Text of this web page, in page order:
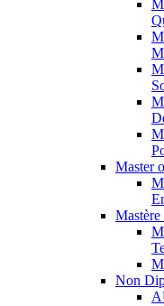
Master
Mastère
Non